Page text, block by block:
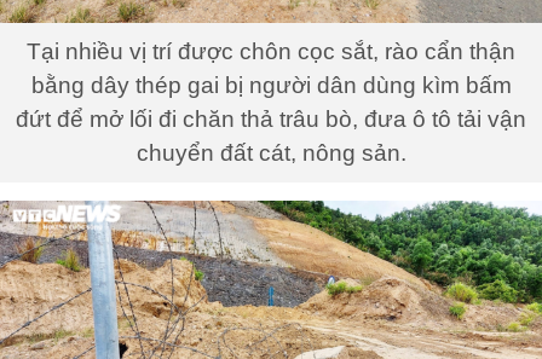
Tại nhiều vị trí được chôn cọc sắt, rào cẩn thận
bằng dây thép gai bị người dân dùng kìm bấm
đứt để mở lối đi chăn thả trâu bò, đưa ô tô tải vận
chuyển đất cát, nông sản.